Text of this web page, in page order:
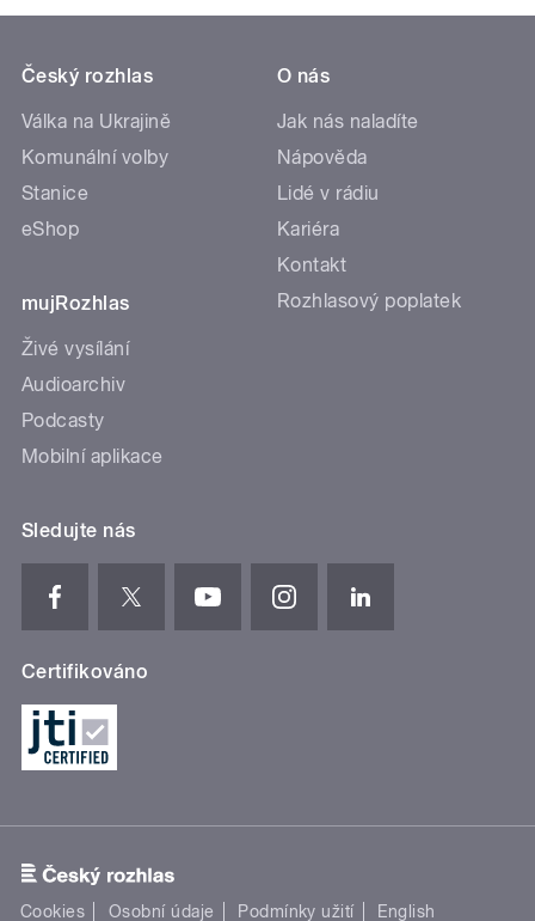
Český rozhlas
Válka na Ukrajině
Komunální volby
Stanice
eShop
mujRozhlas
Živé vysílání
Audioarchiv
Podcasty
Mobilní aplikace
O nás
Jak nás naladíte
Nápověda
Lidé v rádiu
Kariéra
Kontakt
Rozhlasový poplatek
Sledujte nás
Certifikováno
Cookies Osobní údaje Podmínky užití English